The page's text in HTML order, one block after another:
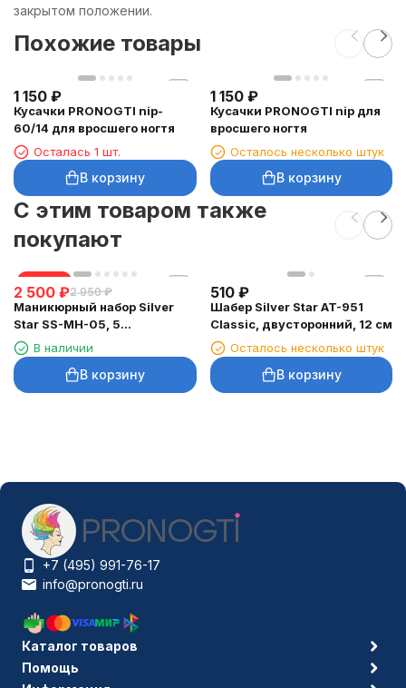
закрытом положении.
Похожие товары
1 150 ₽
Кусачки PRONOGTI nip-
60/14 для вросшего ногтя
Осталась 1 шт.
В корзину
1 150 ₽
Кусачки PRONOGTI nip для
вросшего ногтя
Осталось несколько штук
В корзину
C этим товаром также
покупают
скидка
2 500 ₽2 950 ₽
Маникюрный набор Silver
Star SS-MH-05, 5
предметов, дизайны
В наличии
В корзину
510 ₽
Шабер Silver Star AT-951
Classic, двусторонний, 12 см
Осталось несколько штук
В корзину
+7 (495) 991-76-17
info@pronogti.ru
Каталог товаров
Помощь